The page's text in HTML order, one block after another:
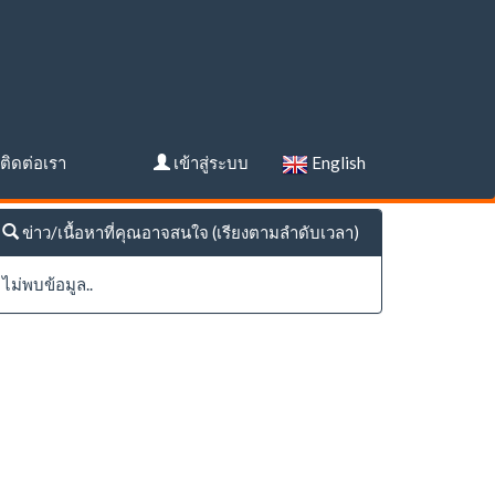
ติดต่อเรา เข้าสู่ระบบ English
ข่าว/เนื้อหาที่คุณอาจสนใจ (เรียงตามลำดับเวลา)
ไม่พบข้อมูล..